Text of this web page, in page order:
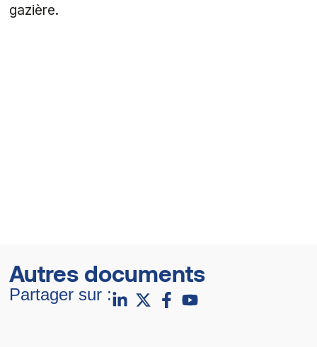
gazière.
Autres documents
Partager sur :